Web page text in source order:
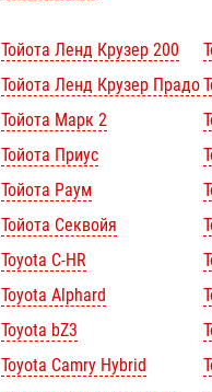
Тойота Ленд Крузер 200
Тойота Ленд Крузер Прадо
Тойота Марк 2
Тойота Приус
Тойота Раум
Тойота Секвойя
Toyota C-HR
Toyota Alphard
Toyota bZ3
Toyota Camry Hybrid